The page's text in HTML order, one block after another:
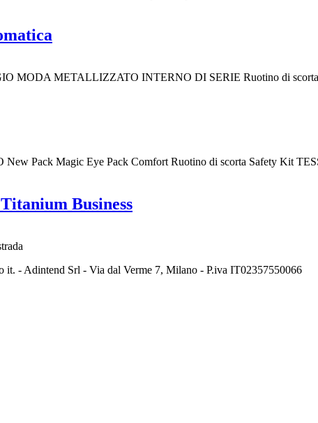
MODA METALLIZZATO INTERNO DI SERIE Ruotino di scorta
Pack Magic Eye Pack Comfort Ruotino di scorta Safety Kit
Business
it. - Adintend Srl - Via dal Verme 7, Milano - P.iva IT02357550066